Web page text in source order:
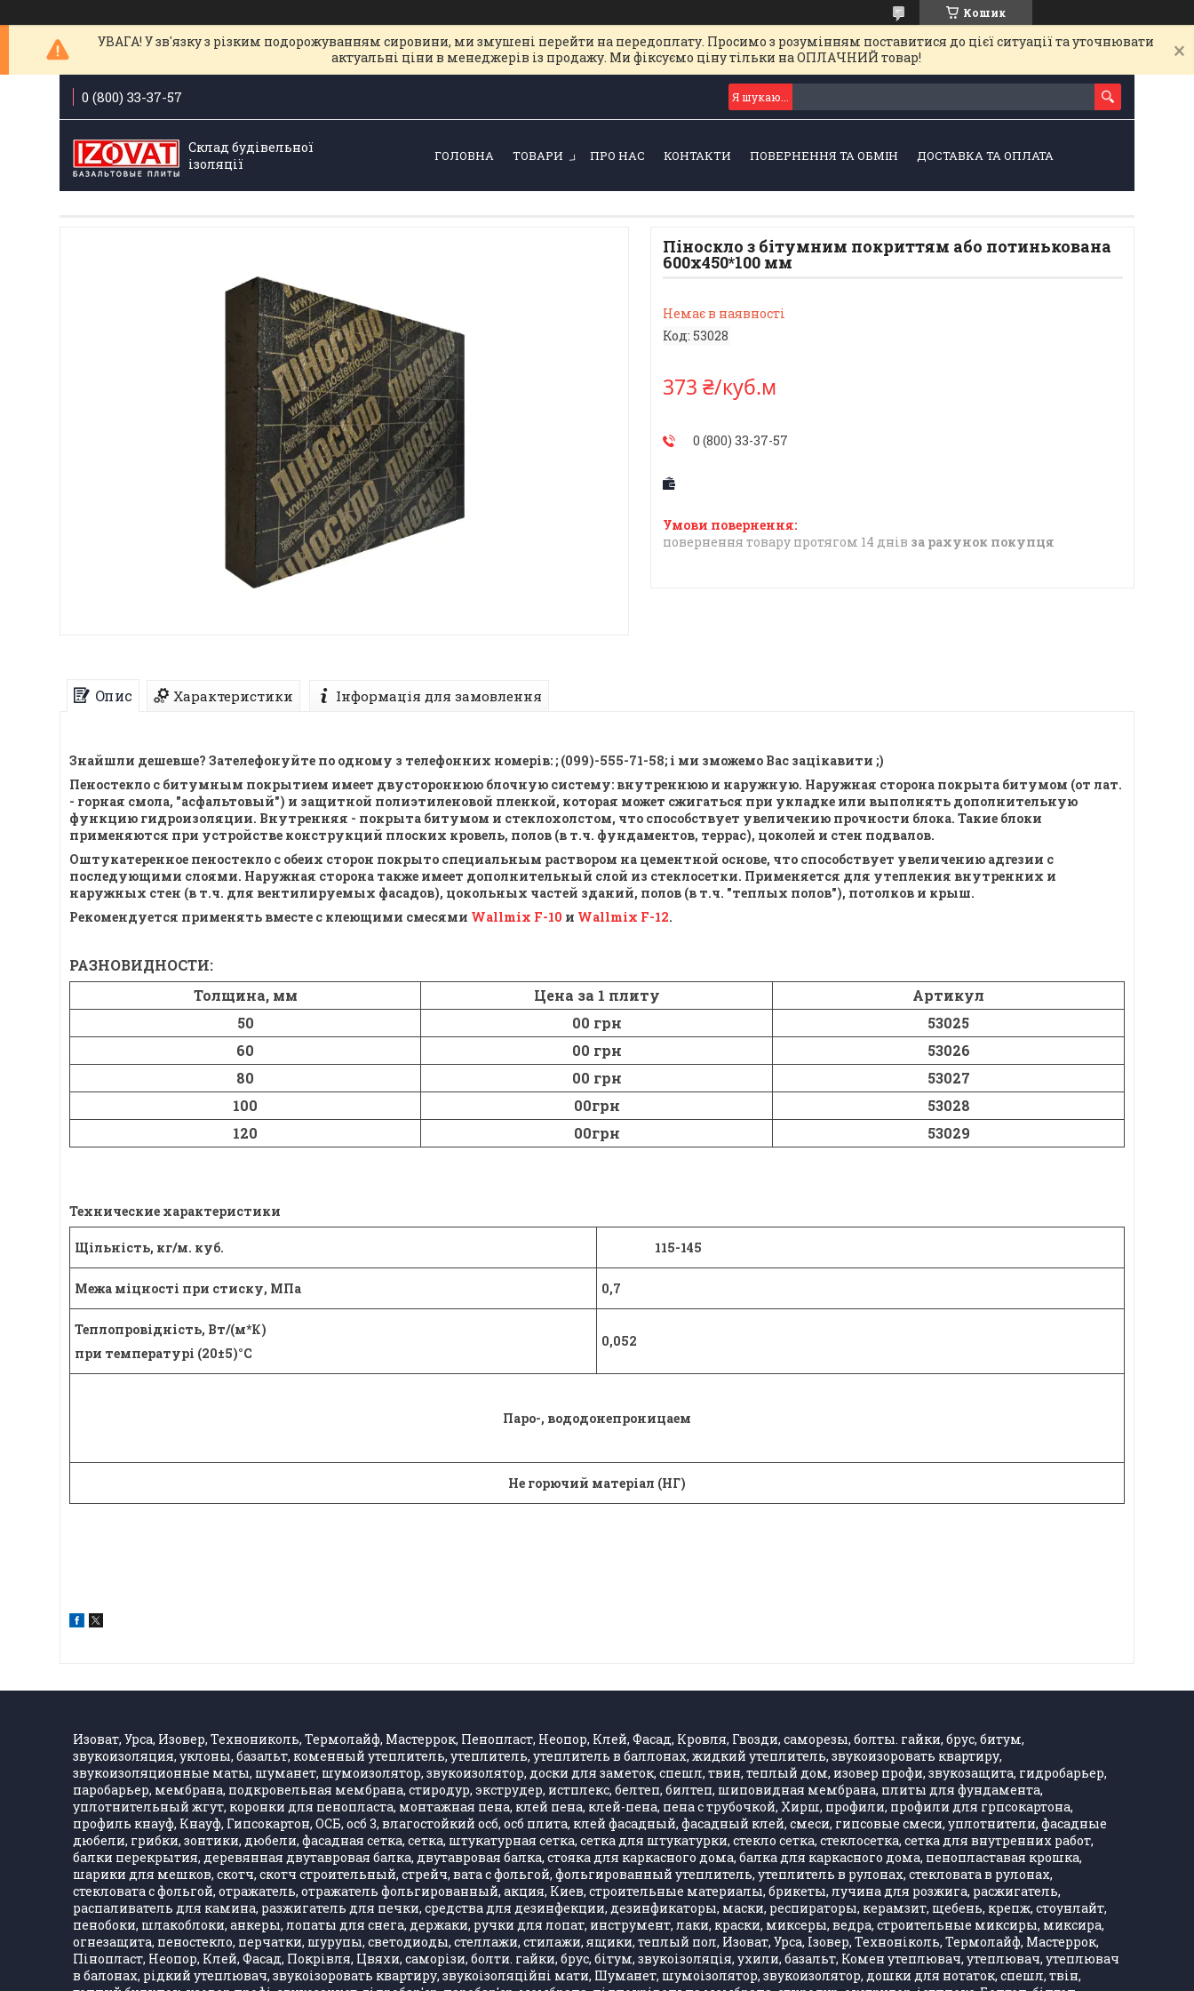
Кошик
УВАГА! У зв'язку з різким подорожуванням сировини, ми змушені перейти на передоплату. Просимо з розумінням поставитися до цієї ситуації та уточнювати
актуальні ціни в менеджерів із продажу. Ми фіксуємо ціну тільки на ОПЛАЧНИЙ товар!
0 (800) 33-37-57
Склад будівельної
ізоляції
ГОЛОВНА ТОВАРИ ПРО НАС КОНТАКТИ ПОВЕРНЕННЯ ТА ОБМІН ДОСТАВКА ТА ОПЛАТА
Піноскло з бітумним покриттям або потинькована
600х450*100 мм
Немає в наявності
Код: 53028
373 ₴/куб.м
0 (800) 33-37-57
повернення товару протягом 14 днів за рахунок покупця
Опис Характеристики Інформація для замовлення
Знайшли дешевше? Зателефонуйте по одному з телефонних номерів: ; (099)-555-71-58; і ми зможемо Вас зацікавити ;)
Пеностекло с битумным покрытием имеет двустороннюю блочную систему: внутреннюю и наружную. Наружная сторона покрыта битумом (от лат.
- горная смола, "асфальтовый") и защитной полиэтиленовой пленкой, которая может сжигаться при укладке или выполнять дополнительную
функцию гидроизоляции. Внутренняя - покрыта битумом и стеклохолстом, что способствует увеличению прочности блока. Такие блоки
применяются при устройстве конструкций плоских кровель, полов (в т.ч. фундаментов, террас), цоколей и стен подвалов.
Оштукатеренное пеностекло с обеих сторон покрыто специальным раствором на цементной основе, что способствует увеличению адгезии с
последующими слоями. Наружная сторона также имеет дополнительный слой из стеклосетки. Применяется для утепления внутренних и
наружных стен (в т.ч. для вентилируемых фасадов), цокольных частей зданий, полов (в т.ч. "теплых полов"), потолков и крыш.
Рекомендуется применять вместе с клеющими смесями Wallmix F-10 и Wallmix F-12.
РАЗНОВИДНОСТИ:
Толщина, мм
Цена за 1 плиту
Артикул
50
00 грн
53025
60
00 грн
53026
80
00 грн
53027
100
00грн
53028
120
00грн 53029
Технические характеристики
Щільність, кг/м. куб. 115-145
Межа міцності при стиску, МПа 0,7
Теплопровідність, Вт/(м*К)
при температурі (20±5)°С
0,052
Паро-, вододонепроницаем
Не горючий матеріал (НГ)
Изоват, Урса, Изовер, Технониколь, Термолайф, Мастеррок, Пенопласт, Неопор, Клей, Фасад, Кровля, Гвозди, саморезы, болты. гайки, брус, битум,
звукоизоляция, уклоны, базальт, коменный утеплитель, утеплитель, утеплитель в баллонах, жидкий утеплитель, звукоизоровать квартиру,
звукоизоляционные маты, шуманет, шумоизолятор, звукоизолятор, доски для заметок, спешл, твин, теплый дом, изовер профи, звукозащита, гидробарьер,
паробарьер, мембрана, подкровельная мембрана, стиродур, экструдер, истплекс, белтеп, билтеп, шиповидная мембрана, плиты для фундамента,
уплотнительный жгут, коронки для пенопласта, монтажная пена, клей пена, клей-пена, пена с трубочкой, Хирш, профили, профили для грпсокартона,
профиль кнауф, Кнауф, Гипсокартон, ОСБ, осб 3, влагостойкий осб, осб плита, клей фасадный, фасадный клей, смеси, гипсовые смеси, уплотнители, фасадные
дюбели, грибки, зонтики, дюбели, фасадная сетка, сетка, штукатурная сетка, сетка для штукатурки, стекло сетка, стеклосетка, сетка для внутренних работ,
балки перекрытия, деревянная двутавровая балка, двутавровая балка, стояка для каркасного дома, балка для каркасного дома, пенопластавая крошка,
шарики для мешков, скотч, скотч строительный, стрейч, вата с фольгой, фольгированный утеплитель, утеплитель в рулонах, стекловата в рулонах,
стекловата с фольгой, отражатель, отражатель фольгированный, акция, Киев, строительные материалы, брикеты, лучина для розжига, расжигатель,
распаливатель для камина, разжигатель для печки, средства для дезинфекции, дезинфикаторы, маски, респираторы, керамзит, щебень, крепж, стоунлайт,
пенобоки, шлакоблоки, анкеры, лопаты для снега, держаки, ручки для лопат, инструмент, лаки, краски, миксеры, ведра, строительные миксиры, миксира,
огнезащита, пеностекло, перчатки, шурупы, светодиоды, стеллажи, стилажи, ящики, теплый пол, Изоват, Урса, Ізовер, Техноніколь, Термолайф, Мастеррок,
Пінопласт, Неопор, Клей, Фасад, Покрівля, Цвяхи, саморізи, болти. гайки, брус, бітум, звукоізоляція, ухили, базальт, Комен утеплювач, утеплювач, утеплювач
в балонах, рідкий утеплювач, звукоізоровать квартиру, звукоізоляційні мати, Шуманет, шумоізолятор, звукоизолятор, дошки для нотаток, спешл, твін,